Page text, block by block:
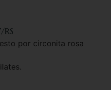
por circonita rosa